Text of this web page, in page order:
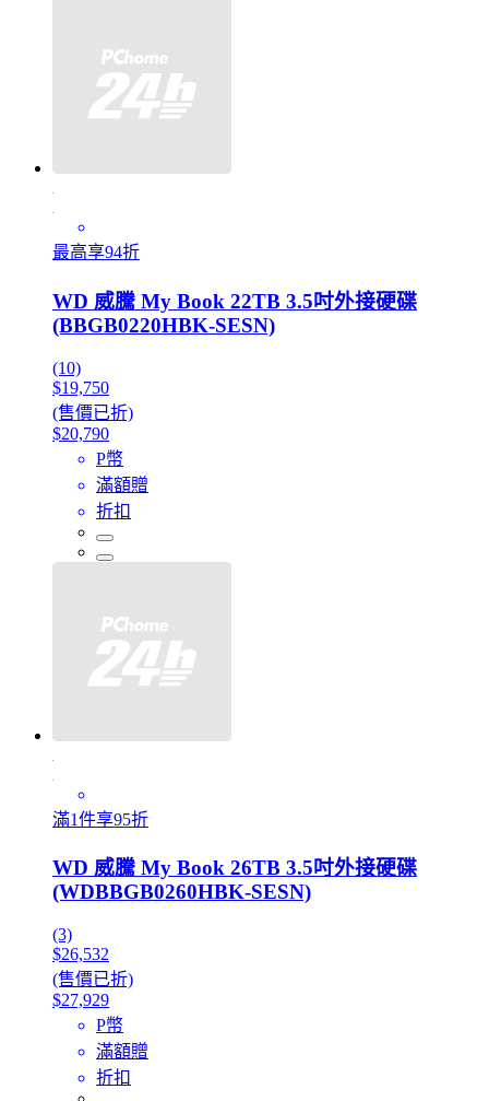
最高享94折
WD 威騰 My Book 22TB 3.5吋外接硬碟
(BBGB0220HBK-SESN)
(10)
$19,750
(售價已折)
$20,790
P幣
滿額贈
折扣
滿1件享95折
WD 威騰 My Book 26TB 3.5吋外接硬碟
(WDBBGB0260HBK-SESN)
(3)
$26,532
(售價已折)
$27,929
P幣
滿額贈
折扣